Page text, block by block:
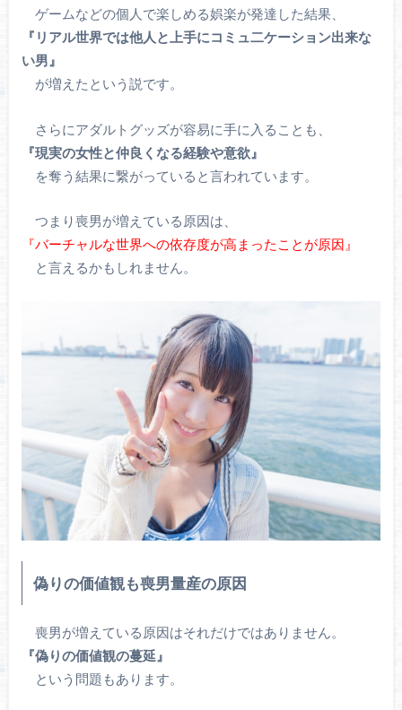
ゲームなどの個人で楽しめる娯楽が発達した結果、
『リアル世界では他人と上手にコミュ二ケーション出来な
い男』
が増えたという説です。
さらにアダルトグッズが容易に手に入ることも、
『現実の女性と仲良くなる経験や意欲』
を奪う結果に繋がっていると言われています。
つまり喪男が増えている原因は、
『バーチャルな世界への依存度が高まったことが原因』
と言えるかもしれません。
偽りの価値観も喪男量産の原因
喪男が増えている原因はそれだけではありません。
『偽りの価値観の蔓延』
という問題もあります。